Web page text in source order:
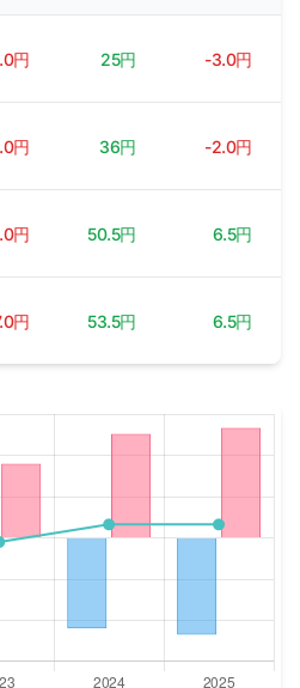
円 25円 -3.0円
円 36円 -2.0円
円 50.5円 6.5円
円 53.5円 6.5円